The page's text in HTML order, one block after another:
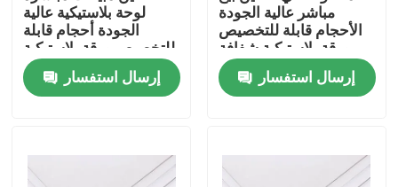
ورقة جوفاء البولي
ورقة البولي تنقش
لوح أكريليك بلاستيك
لوحة بلاستيكية عالية
الجودة أحجام قابلة
للتخصيص ورقة بلاستيكية
شفافة ورقة بوليكاربونات
صلبة
إرسال استفسار
مباشر عالية الجودة
الأحجام قابلة للتخصيص
ورقة بلاستيكية شفافة
ورقة بوليكاربونات صلبة
إرسال استفسار